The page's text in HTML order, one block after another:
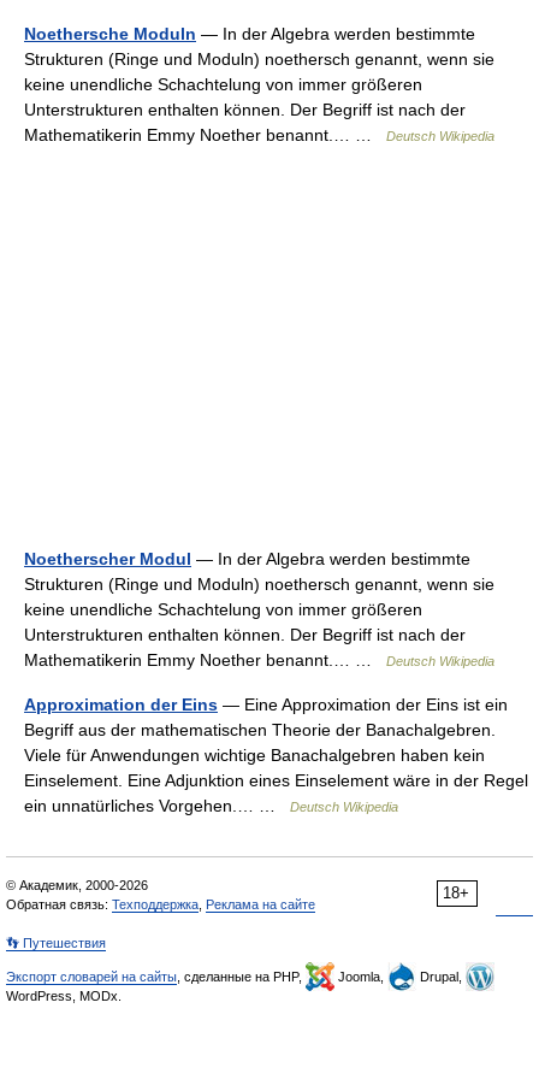
Noethersche Moduln — In der Algebra werden bestimmte
Strukturen (Ringe und Moduln) noethersch genannt, wenn sie
keine unendliche Schachtelung von immer größeren
Unterstrukturen enthalten können. Der Begriff ist nach der
Mathematikerin Emmy Noether benannt.… …
Deutsch Wikipedia
Noetherscher Modul — In der Algebra werden bestimmte
Strukturen (Ringe und Moduln) noethersch genannt, wenn sie
keine unendliche Schachtelung von immer größeren
Unterstrukturen enthalten können. Der Begriff ist nach der
Mathematikerin Emmy Noether benannt.… …
Deutsch Wikipedia
Approximation der Eins — Eine Approximation der Eins ist ein
Begriff aus der mathematischen Theorie der Banachalgebren.
Viele für Anwendungen wichtige Banachalgebren haben kein
Einselement. Eine Adjunktion eines Einselement wäre in der Regel
ein unnatürliches Vorgehen.… …
Deutsch Wikipedia
18+
© Академик, 2000-2026
Обратная связь: Техподдержка Реклама на сайте
👣 Путешествия
Экспорт словарей на сайты , сделанные на PHP, Joomla,
Drupal,
WordPress, MODx.